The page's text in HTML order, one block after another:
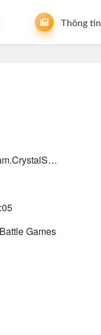
Thông tin
com.CrystalSoulTeam.CrystalSoulArena
Games